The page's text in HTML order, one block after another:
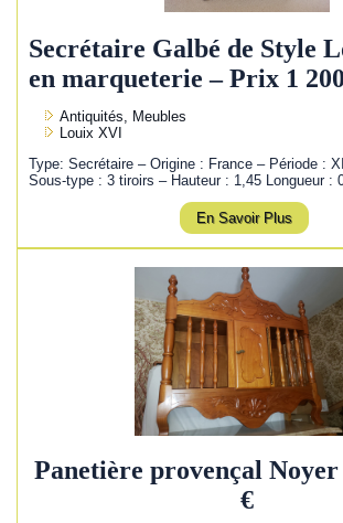
Secrétaire Galbé de Style
en marqueterie – Prix 1
Antiquités, Meubles
Louix XVI
Type: Secrétaire – Origine : France – Période :
Sous-type : 3 tiroirs – Hauteur : 1,45 Longueur :
En Savoir Plus
Panetière provençal
€